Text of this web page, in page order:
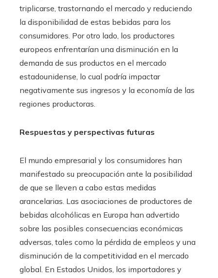
triplicarse, trastornando el mercado y reduciendo
la disponibilidad de estas bebidas para los
consumidores. Por otro lado, los productores
europeos enfrentarían una disminución en la
demanda de sus productos en el mercado
estadounidense, lo cual podría impactar
negativamente sus ingresos y la economía de las
regiones productoras.
Respuestas y perspectivas futuras
El mundo empresarial y los consumidores han
manifestado su preocupación ante la posibilidad
de que se lleven a cabo estas medidas
arancelarias. Las asociaciones de productores de
bebidas alcohólicas en Europa han advertido
sobre las posibles consecuencias económicas
adversas, tales como la pérdida de empleos y una
disminución de la competitividad en el mercado
global. En Estados Unidos, los importadores y